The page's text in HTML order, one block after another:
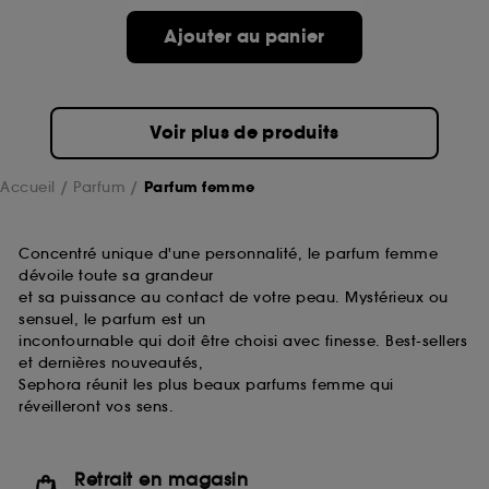
Ajouter au panier
Voir plus de produits
Accueil Parfum Parfum femme
Concentré unique d'une personnalité, le parfum femme
dévoile toute sa grandeur
et sa puissance au contact de votre peau. Mystérieux ou
sensuel, le parfum est un
incontournable qui doit être choisi avec finesse. Best-sellers
et dernières nouveautés,
Sephora réunit les plus beaux parfums femme qui
réveilleront vos sens.
Retrait en magasin
de ces cookies grâce au bouton "personnaliser mes
choix" ci-dessous ou décider de "tout accepter".
Sephora pourra associer les informations de
collectées ou générées lors de votre activité en ligne
ou en magasin. Pour refuser tous les cookies, cliques
sur "continuer sans accepter". Voous pouvez à tout
souhaitez obtenir plus d'information sur les cookies